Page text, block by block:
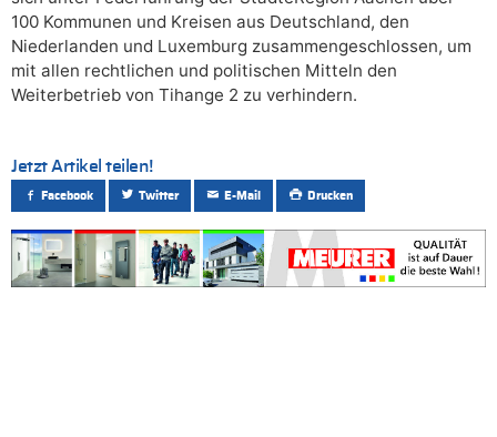
100 Kommunen und Kreisen aus Deutschland, den
Niederlanden und Luxemburg zusammengeschlossen, um
mit allen rechtlichen und politischen Mitteln den
Weiterbetrieb von Tihange 2 zu verhindern.
Jetzt Artikel teilen!
Facebook Twitter E-Mail Drucken